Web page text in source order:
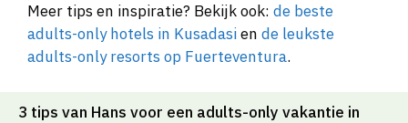
Meer tips en inspiratie? Bekijk ook: de beste
adults-only hotels in Kusadasien de leukste
adults-only resorts op Fuerteventura.
3 tips van Hans voor een adults-only vakantie in